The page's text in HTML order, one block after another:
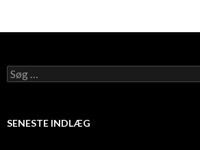
Søg
efter:
SENESTE INDLÆG